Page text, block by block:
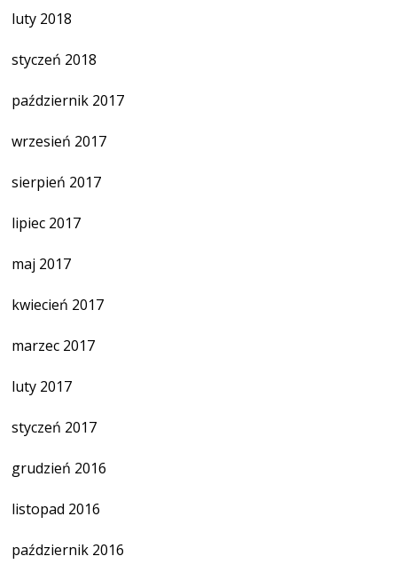
luty 2018
styczeń 2018
październik 2017
wrzesień 2017
sierpień 2017
lipiec 2017
maj 2017
kwiecień 2017
marzec 2017
luty 2017
styczeń 2017
grudzień 2016
listopad 2016
październik 2016